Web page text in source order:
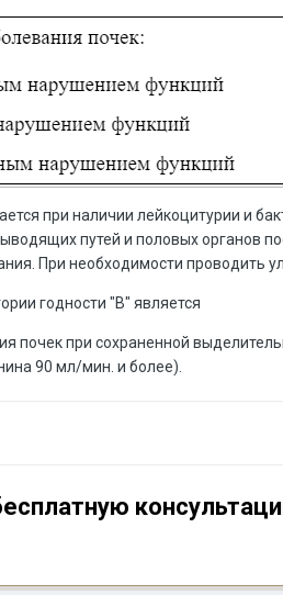
при наличии лейкоцитурии и
путей и половых органов
При необходимости проводить
годности "В" является
почек при сохраненной
90 мл/мин. и более).